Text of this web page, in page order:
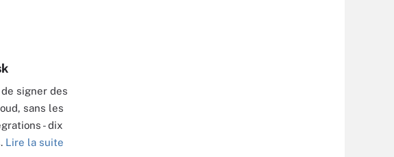
signer des
sans les
- dix
Lire la suite